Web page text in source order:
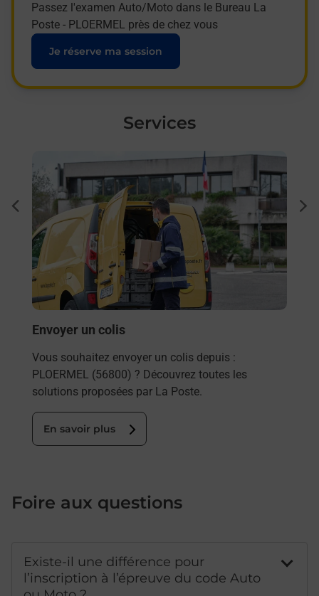
Passez l'examen Auto/Moto dans le Bureau La
Poste - PLOERMEL près de chez vous
Je réserve ma session
Services
par
En savoir plus
Envoyer un colis
Vous souhaitez envoyer un colis depuis :
PLOERMEL (56800) ? Découvrez toutes les
solutions proposées par La Poste.
En savoir plus
Foire aux questions
Existe-il une différence pour
l’inscription à l’épreuve du code Auto